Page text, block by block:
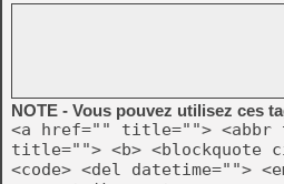
NOTE - Vous pouvez utilisez ces
<a href="" title=""> <abbr
title=""> <b> <blockquote
<code> <del datetime="">